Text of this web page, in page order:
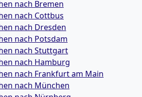
nach Bremen
nach Cottbus
nach Dresden
nach Potsdam
nach Stuttgart
nach Hamburg
nach Frankfurt am Main
nach München